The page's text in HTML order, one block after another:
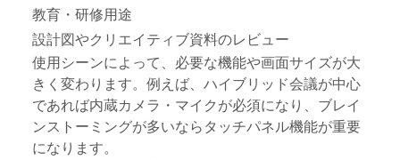
教育・研修用途
設計図やクリエイティブ資料のレビュー
使用シーンによって、必要な機能や画面サイズが大
きく変わります。例えば、ハイブリッド会議が中心
であれば内蔵カメラ・マイクが必須になり、ブレイ
ンストーミングが多いならタッチパネル機能が重要
になります。